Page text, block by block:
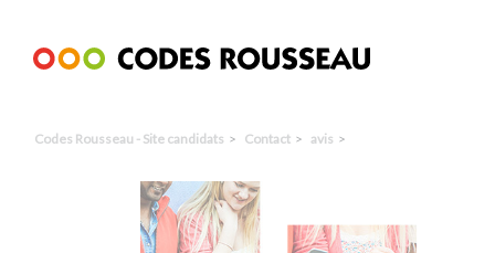
Codes Rousseau - Site candidats Contact avis